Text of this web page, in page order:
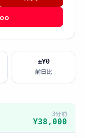
±¥0
前日比
3分前
¥38,000